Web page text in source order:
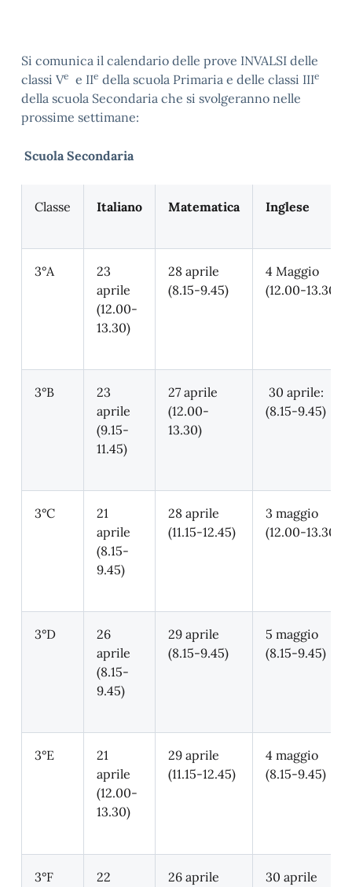
Si comunica il calendario delle prove INVALSI delle
classi Ve e IIe della scuola Primaria e delle classi IIIe
della scuola Secondaria che si svolgeranno nelle
prossime settimane:
Scuola Secondaria
Classe Italiano Matematica Inglese
3°A
23
aprile
(12.00-
13.30)
28 aprile
(8.15-9.45)
4 Maggio
(12.00-13.30)
3°B
23
aprile
(9.15-
11.45)
27 aprile
(12.00-
13.30)
30 aprile:
(8.15-9.45)
3°C
21
aprile
(8.15-
9.45)
28 aprile
(11.15-12.45)
3 maggio
(12.00-13.30)
3°D
26
aprile
(8.15-
9.45)
29 aprile
(8.15-9.45)
5 maggio
(8.15-9.45)
3°E
21
aprile
(12.00-
13.30)
29 aprile
(11.15-12.45)
4 maggio
(8.15-9.45)
3°F
22
26 aprile
30 aprile